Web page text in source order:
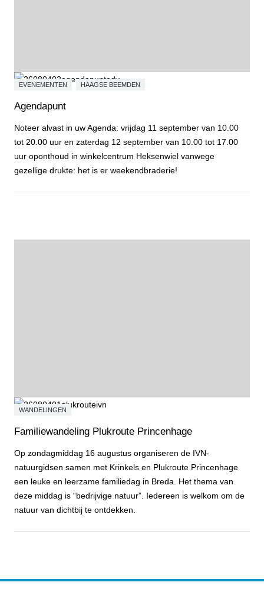
EVENEMENTEN HAAGSE BEEMDEN
Agendapunt
Noteer alvast in uw Agenda: vrijdag 11 september van 10.00
tot 20.00 uur en zaterdag 12 september van 10.00 tot 17.00
uur oponthoud in winkelcentrum Heksenwiel vanwege
gezellige drukte: het is er weekendbraderie!
WANDELINGEN
Familiewandeling Plukroute Princenhage
Op zondagmiddag 16 augustus organiseren de IVN-
natuurgidsen samen met Krinkels en Plukroute Princenhage
een leuke en leerzame familiedag in Breda. Het thema van
deze middag is “bedrijvige natuur”. Iedereen is welkom om de
natuur van dichtbij te ontdekken.